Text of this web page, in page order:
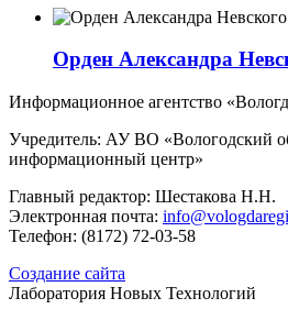
Орден Александра
Информационное агентство
Учредитель: АУ ВО «Вологодский
информационный центр»
Главный редактор: Шестакова Н.Н.
Электронная почта:
Телефон: (8172) 72-03-58
Создание сайта
Лаборатория Новых Технологий